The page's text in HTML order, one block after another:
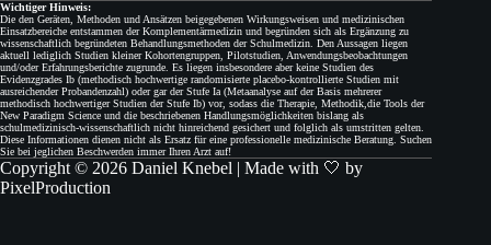
Wichtiger Hinweis:
Die den Geräten, Methoden und Ansätzen beigegebenen Wirkungsweisen und medizinischen
Einsatzbereiche entstammen der Komplementärmedizin und begründen sich als Ergänzung zu
wissenschaftlich begründeten Behandlungsmethoden der Schulmedizin. Den Aussagen liegen
aktuell lediglich Studien kleiner Kohortengruppen, Pilotstudien, Anwendungsbeobachtungen
und/oder Erfahrungsberichte zugrunde. Es liegen insbesondere aber keine Studien des
Evidenzgrades Ib (methodisch hochwertige randomisierte placebo-kontrollierte Studien mit
ausreichender Probandenzahl) oder gar der Stufe Ia (Metaanalyse auf der Basis mehrerer
methodisch hochwertiger Studien der Stufe Ib) vor, sodass die Therapie, Methodik,die Tools der
New Paradigm Science und die beschriebenen Handlungsmöglichkeiten bislang als
schulmedizinisch-wissenschaftlich nicht hinreichend gesichert und folglich als umstritten gelten.
Diese Informationen dienen nicht als Ersatz für eine professionelle medizinische Beratung. Suchen
Sie bei jeglichen Beschwerden immer Ihren Arzt auf!
Copyright © 2026 Daniel Knebel | Made with 🤍 by
PixelProduction